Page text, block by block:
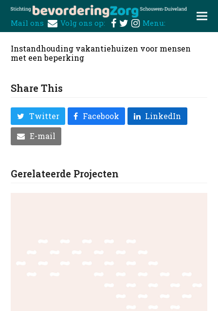
Mail ons Volg ons op: Menu:
Instandhouding vakantiehuizen voor mensen
met een beperking
Share This
Twitter Facebook
LinkedIn
E-mail
Gerelateerde Projecten